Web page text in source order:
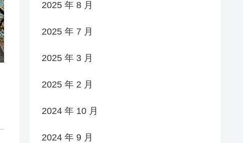
2025 年 8 月
2025 年 7 月
2025 年 3 月
2025 年 2 月
2024 年 10 月
2024 年 9 月